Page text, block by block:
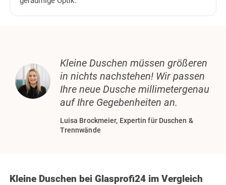
Kleine Duschen müssen größeren
in nichts nachstehen! Wir passen
Ihre neue Dusche millimetergenau
auf Ihre Gegebenheiten an.
Luisa Brockmeier, Expertin für Duschen &
Trennwände
Kleine Duschen bei Glasprofi24 im Vergleich